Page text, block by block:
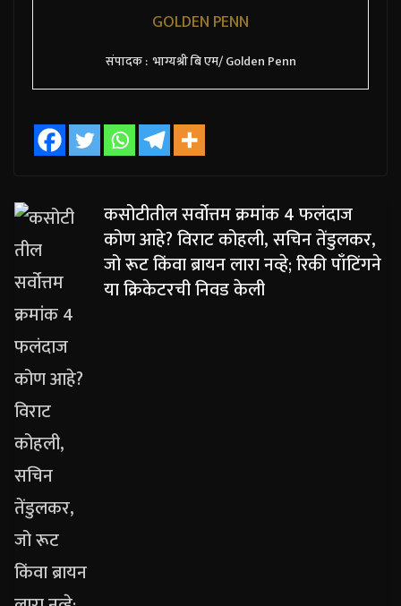
GOLDEN PENN
संपादक : भाग्यश्री बि एम/ Golden Penn
कसोटीतील सर्वोत्तम क्रमांक 4 फलंदाज
कोण आहे? विराट कोहली, सचिन तेंडुलकर,
जो रूट किंवा ब्रायन लारा नव्हे; रिकी पाँटिंगने
या क्रिकेटरची निवड केली